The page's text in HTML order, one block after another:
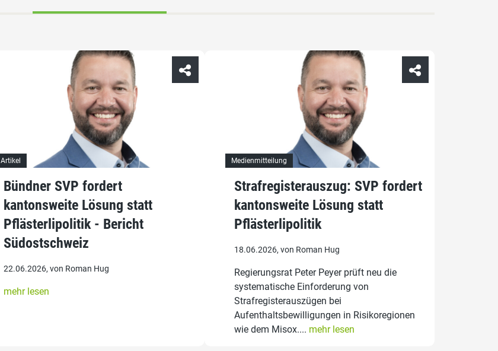
Artikel
Bündner SVP fordert
kantonsweite Lösung statt
Pflästerlipolitik - Bericht
Südostschweiz
22.06.2026, von Roman Hug
mehr lesen
Medienmitteilung
Strafregisterauszug: SVP fordert
kantonsweite Lösung statt
Pflästerlipolitik
18.06.2026, von Roman Hug
Regierungsrat Peter Peyer prüft neu die
systematische Einforderung von
Strafregisterauszügen bei
Aufenthaltsbewilligungen in Risikoregionen
wie dem Misox.... mehr lesen